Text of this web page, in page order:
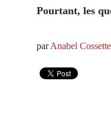
Pourtant, les
parAnabel